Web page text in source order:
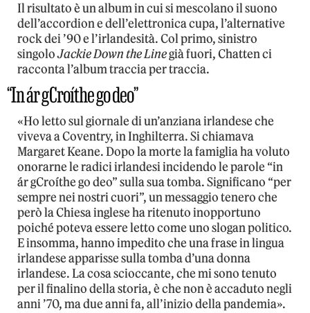
Il risultato è un album in cui si mescolano il suono
dell’accordion e dell’elettronica cupa, l’alternative
rock dei ’90 e l’irlandesità. Col primo, sinistro
singoloJackie Down the Linegià fuori, Chatten ci
racconta l’album traccia per traccia.
“In ár gCroíthe go deo”
«Ho letto sul giornale di un’anziana irlandese che
viveva a Coventry, in Inghilterra. Si chiamava
Margaret Keane. Dopo la morte la famiglia ha voluto
onorarne le radici irlandesi incidendo le parole “in
ár gCroíthe go deo” sulla sua tomba. Significano “per
sempre nei nostri cuori”, un messaggio tenero che
però la Chiesa inglese ha ritenuto inopportuno
poiché poteva essere letto come uno slogan politico.
E insomma, hanno impedito che una frase in lingua
irlandese apparisse sulla tomba d’una donna
irlandese. La cosa scioccante, che mi sono tenuto
per il finalino della storia, è che non è accaduto negli
anni ’70, ma due anni fa, all’inizio della pandemia».